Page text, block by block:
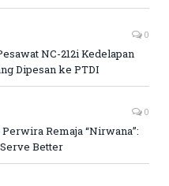
0
NC-212i Kedelapan
Dipesan ke PTDI
0
Remaja “Nirwana”:
Better